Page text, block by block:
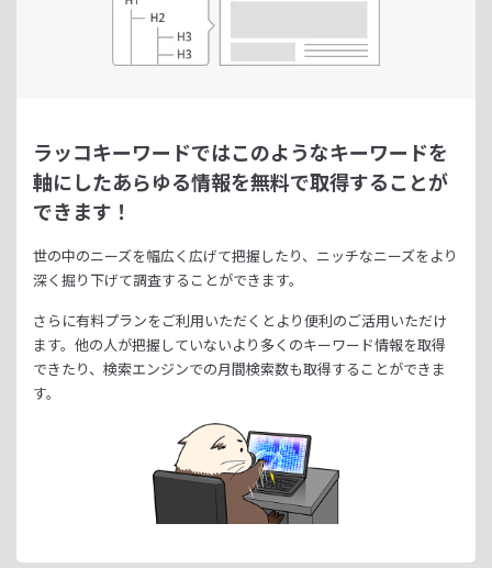
ラッコキーワードではこのようなキーワードを
軸にしたあらゆる情報を無料で取得することが
できます！
世の中のニーズを幅広く広げて把握したり、 ニッチなニーズをより
深く掘り下げて調査することができます。
さらに有料プランをご利用いただくとより便利のご活用いただけ
ます。 他の人が把握していないより多くのキーワード情報を取得
できたり、 検索エンジンでの月間検索数も取得することができま
す。